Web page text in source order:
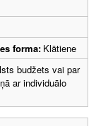
forma: Klātiene
budžets vai par
ar individuālo